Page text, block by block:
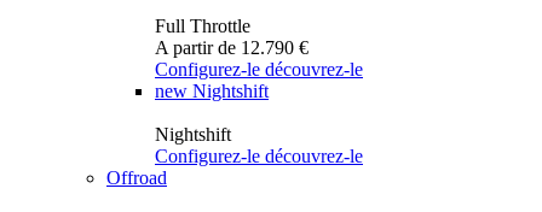
Full Throttle
A partir de 12.790 €
Configurez-le découvrez-le
new Nightshift
Nightshift
Configurez-le découvrez-le
Offroad